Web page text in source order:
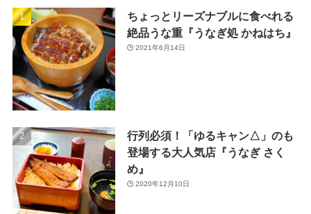
(1)
(3)
(26)
(1)
(49)
ちょっとリーズナブルに食べれる
絶品うな重『うなぎ処 かねはち』
2021年6月14日
行列必須！「ゆるキャン△」のも
登場する大人気店『うなぎ さく
め』
2020年12月10日